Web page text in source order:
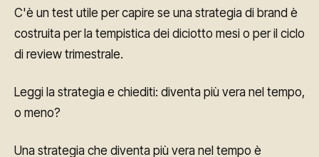
C'è un test utile per capire se una strategia di brand è
costruita per la tempistica dei diciotto mesi o per il ciclo
di review trimestrale.
Leggi la strategia e chiediti: diventa più vera nel tempo,
o meno?
Una strategia che diventa più vera nel tempo è